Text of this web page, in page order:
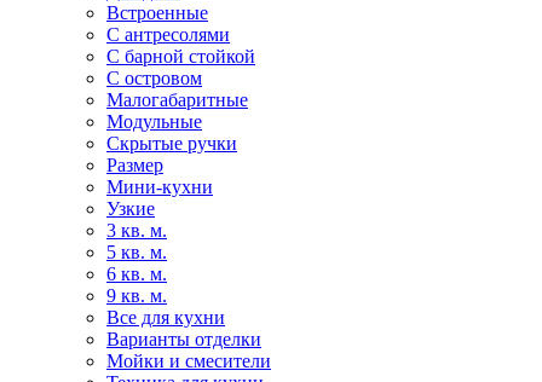
Встроенные
С антресолями
С барной стойкой
С островом
Малогабаритные
Модульные
Скрытые ручки
Размер
Мини-кухни
Узкие
3 кв. м.
5 кв. м.
6 кв. м.
9 кв. м.
Все для кухни
Варианты отделки
Мойки и смесители